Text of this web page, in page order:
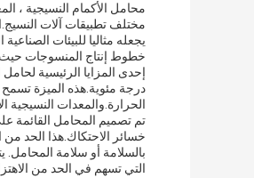
محامل الأكمام النسيجية
يجعله مثاليا للبيئات
خطوط إنتاج المنسوجات
درجة مئوية.هذه الميزة
الحرارة.والمعدات
خسائر الاحتكاك.هذا الحد
التي تسهم في الحد من